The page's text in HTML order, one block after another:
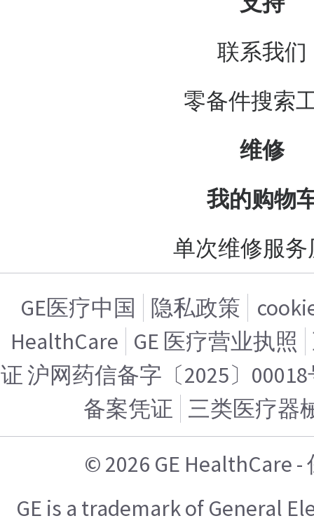
联系我们
零备件搜索
维修
我的购物
单次维修服务
GE医疗中国 隐私政策
HealthCare GE 医疗营业执照
证 沪网药信备字〔2025〕
备案凭证 三类医疗器
© 2026 GE HealthCare
GE is a trademark of General